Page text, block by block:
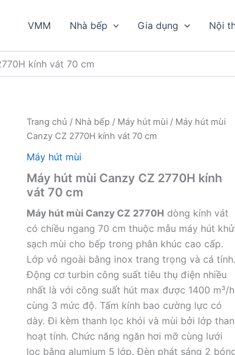
VMM Nhà bếp Gia dụng Nội
kính vát 70 cm
Trang chủ / Nhà bếp / Máy hút mùi/ Máy hút mùi
Canzy CZ 2770H kính vát 70 cm
Máy hút mùi
Máy hút mùi Canzy CZ 2770H kính
vát 70 cm
Máy hút mùi Canzy CZ 2770H dòng kính vát
có chiều ngang 70 cm thuộc mẫu máy hút khử
sạch mùi cho bếp trong phân khúc cao cấp.
Lớp vỏ ngoài bằng inox trang trọng và cá tính.
Động cơ turbin công suất tiêu thụ điện nhiều
nhất là với công suất hút max được 1400 m³/
cùng 3 mức độ. Tấm kính bao cường lực có
dày. Đi kèm thanh lọc khói và mùi bởi lớp than
hoạt tính. Chức năng ngăn hơi mỡ cùng lưới
lọc bằng alumium 5 lớp. Đèn phát sáng 2